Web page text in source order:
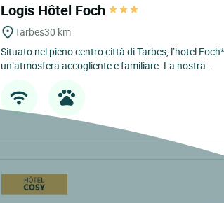
Logis Hôtel Foch
Tarbes30 km
Situato nel pieno centro città di Tarbes, l’hotel
un’atmosfera accogliente e familiare. La nostra...